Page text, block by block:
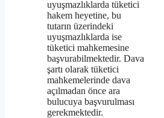
uyuşmazlıklarda tüketici
hakem heyetine, bu
tutarın üzerindeki
uyuşmazlıklarda ise
tüketici mahkemesine
başvurabilmektedir. Dava
şartı olarak tüketici
mahkemelerinde dava
açılmadan önce ara
bulucuya başvurulması
gerekmektedir.